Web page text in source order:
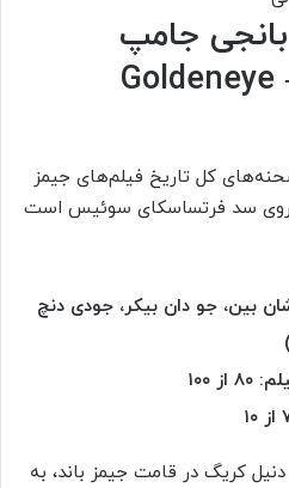
جامپ
شان بین، جو دان بیکر، جودی دنچ
۱۰۰
کریگ در قامت جیمز باند، به